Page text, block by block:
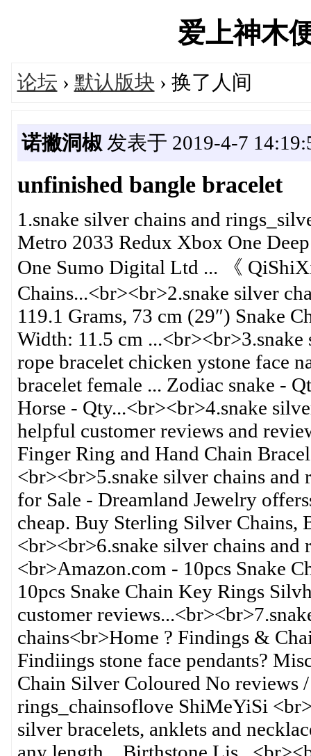
爱上神木
论坛 › 默认版块 › 换了人间
诺撇洞椒 发表于 2019-4-7
unfinished bangle bracelet
1.snake silver chains and
Metro 2033 Redux Xbox One
One Sumo Digital Ltd ... 《
Chains...<br><br>2.snake silver
119.1 Grams, 73 cm (29″) Snake
Width: 11.5 cm
rope bracelet chicken ystone face
bracelet female ... Zodiac snake -
Horse - Qty...<br><br>4.snake
helpful customer reviews and
Finger Ring and Hand Chain
<br><br>5.snake silver chains
for Sale - Dreamland Jewelry
cheap. Buy Sterling Silver Chains,
<br><br>6.snake silver chains
<br>Amazon.com - 10pcs Snake
10pcs Snake Chain Key Rings
customer
chains<br>Home ? Findings &
Findiings stone face pendants?
Chain Silver Coloured No reviews
rings_chainsoflove ShiMeYiSi
silver bracelets, anklets and